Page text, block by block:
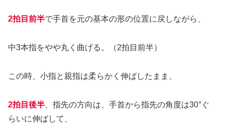
2拍目前半で手首を元の基本の形の位置に戻しながら、
中3本指をやや丸く曲げる。（2拍目前半）
この時、小指と親指は柔らかく伸ばしたまま、
2拍目後半 、指先の方向は、手首から指先の角度は30°ぐ
らいに伸ばして、